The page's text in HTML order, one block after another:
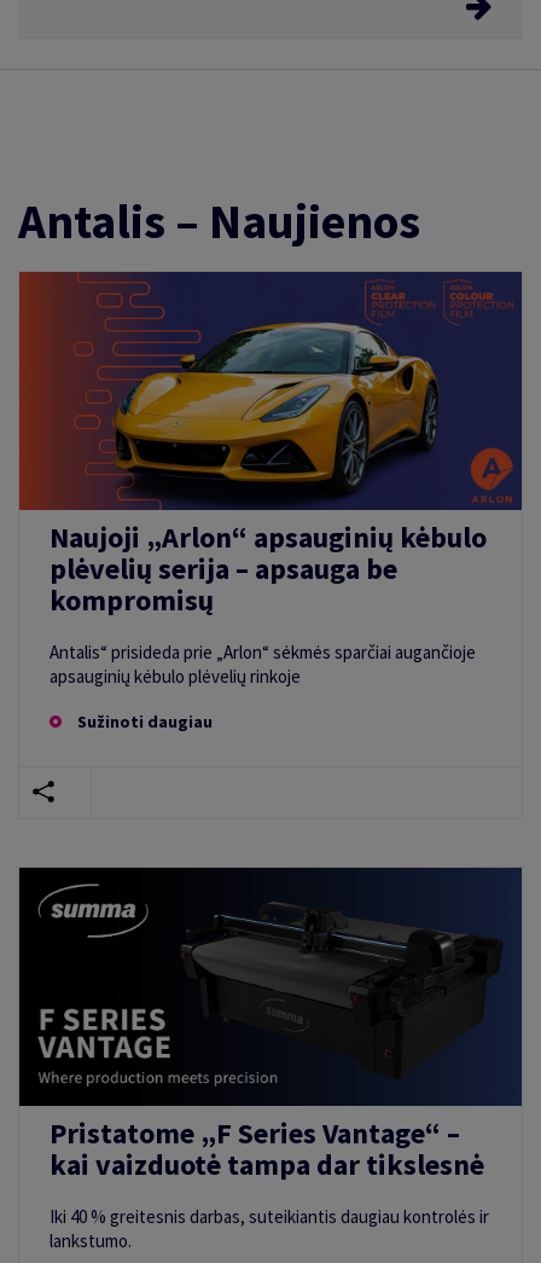
Antalis – Naujienos
Naujoji „Arlon“ apsauginių kėbulo
plėvelių serija – apsauga be
kompromisų
Antalis“ prisideda prie „Arlon“ sėkmės sparčiai augančioje
apsauginių kėbulo plėvelių rinkoje
Sužinoti daugiau
Pristatome „F Series Vantage“ –
kai vaizduotė tampa dar tikslesnė
Iki 40 % greitesnis darbas, suteikiantis daugiau kontrolės ir
lankstumo.